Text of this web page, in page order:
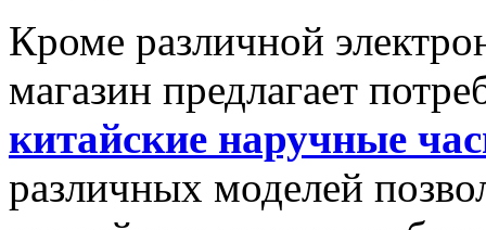
Кроме различной
магазин предлагает
китайские наручные
различных моделей